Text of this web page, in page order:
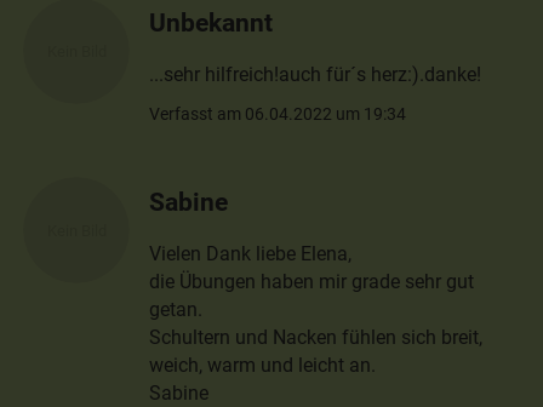
Unbekannt
...sehr hilfreich!auch für´s herz:).danke!
Verfasst am 06.04.2022 um 19:34
Sabine
Vielen Dank liebe Elena,
die Übungen haben mir grade sehr gut
getan.
Schultern und Nacken fühlen sich breit,
weich, warm und leicht an.
Sabine